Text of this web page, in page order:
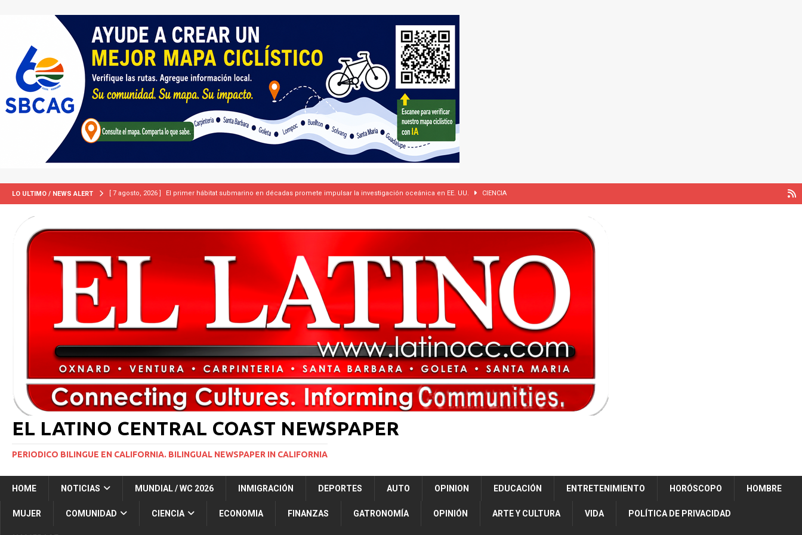
LO ULTIMO / NEWS ALERT [ 7 agosto, 2026 ] ICE equipará a sus agentes con cámaras corporales, pero se reserva el derecho de difundir los videos
[ 7 agosto, 2026 ] Turquía, Pakistán y Arabia Saudí firman pacto de defensa mutua ante escalada de tensiones en Oriente Medio
[ 2 julio, 2024 ] Colombia apaga el ‘efecto Vini’. Brasil 1 – Colombia 1 DEPORTE
Corte Suprema levanta suspensión a ley de Texas que permite a la policía detener a migrantes
INMIGRACIÓN
Potente tormenta invernal desatará la mayor nevada en lo que va del año en California NACIONALES
[ 7 agosto, 2026 ] Simi Valley Man Sentenced to 51 Years to Life for Murdering Girlfriend in Front of Her Children LOCAL
[ 7 agosto, 2026 ] El primer hábitat submarino en décadas promete impulsar la investigación oceánica en EE. UU. CIENCIA
EL LATINO CENTRAL COAST NEWSPAPER
PERIODICO BILINGUE EN CALIFORNIA. BILINGUAL NEWSPAPER IN CALIFORNIA
HOME NOTICIAS MUNDIAL / WC 2026 INMIGRACIÓN DEPORTES AUTO OPINION EDUCACIÓN ENTRETENIMIENTO HORÓSCOPO HOMBRE
MUJER COMUNIDAD CIENCIA ECONOMIA FINANZAS GATRONOMÍA OPINIÓN ARTE Y CULTURA VIDA POLÍTICA DE PRIVACIDAD